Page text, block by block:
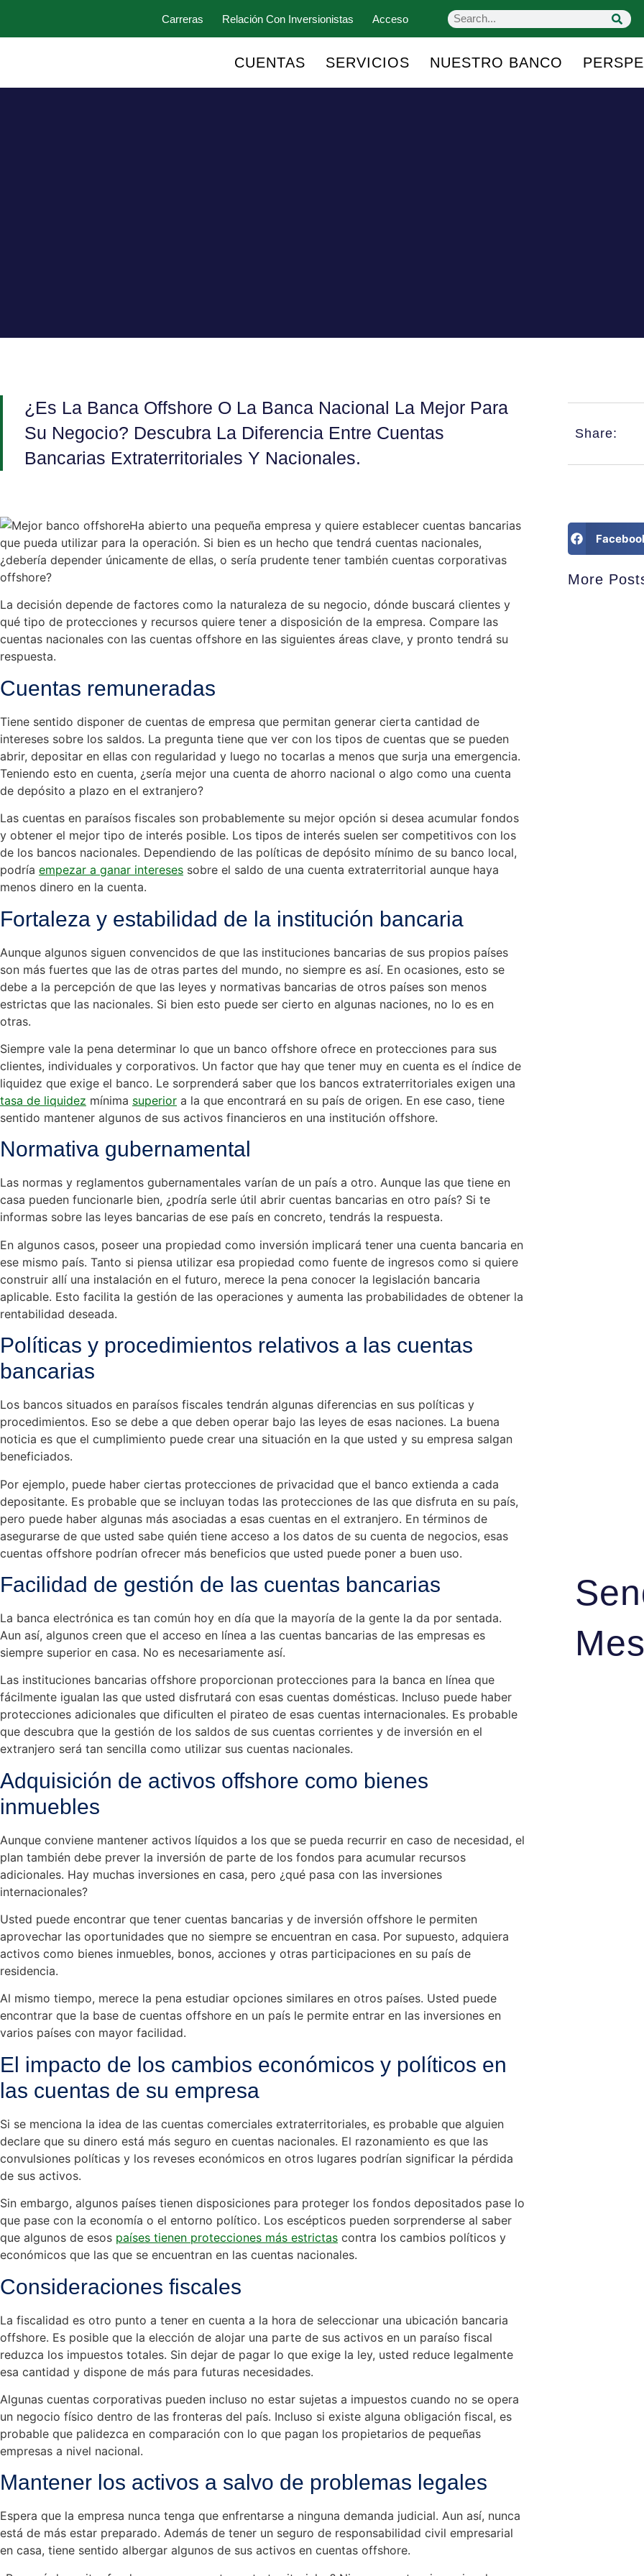
Carreras Relación Con Inversionistas Acceso
CUENTAS SERVICIOS NUESTRO BANCO
¿Es La Banca Offshore O La Banca Nacional La Mejor Para
Su Negocio? Descubra La Diferencia Entre Cuentas
Bancarias Extraterritoriales Y Nacionales.
Ha abierto una pequeña empresa y quiere establecer cuentas bancarias
que pueda utilizar para la operación. Si bien es un hecho que tendrá cuentas nacionales,
¿debería depender únicamente de ellas, o sería prudente tener también cuentas corporativas
offshore?
La decisión depende de factores como la naturaleza de su negocio, dónde buscará clientes y
qué tipo de protecciones y recursos quiere tener a disposición de la empresa. Compare las
cuentas nacionales con las cuentas offshore en las siguientes áreas clave, y pronto tendrá su
respuesta.
Cuentas remuneradas
Tiene sentido disponer de cuentas de empresa que permitan generar cierta cantidad de
intereses sobre los saldos. La pregunta tiene que ver con los tipos de cuentas que se pueden
abrir, depositar en ellas con regularidad y luego no tocarlas a menos que surja una emergencia.
Teniendo esto en cuenta, ¿sería mejor una cuenta de ahorro nacional o algo como una cuenta
de depósito a plazo en el extranjero?
Las cuentas en paraísos fiscales son probablemente su mejor opción si desea acumular fondos
y obtener el mejor tipo de interés posible. Los tipos de interés suelen ser competitivos con los
de los bancos nacionales. Dependiendo de las políticas de depósito mínimo de su banco local,
podría empezar a ganar intereses sobre el saldo de una cuenta extraterritorial aunque haya
menos dinero en la cuenta.
Fortaleza y estabilidad de la institución bancaria
Aunque algunos siguen convencidos de que las instituciones bancarias de sus propios países
son más fuertes que las de otras partes del mundo, no siempre es así. En ocasiones, esto se
debe a la percepción de que las leyes y normativas bancarias de otros países son menos
estrictas que las nacionales. Si bien esto puede ser cierto en algunas naciones, no lo es en
otras.
Siempre vale la pena determinar lo que un banco offshore ofrece en protecciones para sus
clientes, individuales y corporativos. Un factor que hay que tener muy en cuenta es el índice de
liquidez que exige el banco. Le sorprenderá saber que los bancos extraterritoriales exigen una
tasa de liquidez mínima superior a la que encontrará en su país de origen. En ese caso, tiene
sentido mantener algunos de sus activos financieros en una institución offshore.
Normativa gubernamental
Las normas y reglamentos gubernamentales varían de un país a otro. Aunque las que tiene en
casa pueden funcionarle bien, ¿podría serle útil abrir cuentas bancarias en otro país? Si te
informas sobre las leyes bancarias de ese país en concreto, tendrás la respuesta.
En algunos casos, poseer una propiedad como inversión implicará tener una cuenta bancaria en
ese mismo país. Tanto si piensa utilizar esa propiedad como fuente de ingresos como si quiere
construir allí una instalación en el futuro, merece la pena conocer la legislación bancaria
aplicable. Esto facilita la gestión de las operaciones y aumenta las probabilidades de obtener la
rentabilidad deseada.
Políticas y procedimientos relativos a las cuentas
bancarias
Los bancos situados en paraísos fiscales tendrán algunas diferencias en sus políticas y
procedimientos. Eso se debe a que deben operar bajo las leyes de esas naciones. La buena
noticia es que el cumplimiento puede crear una situación en la que usted y su empresa salgan
beneficiados.
Por ejemplo, puede haber ciertas protecciones de privacidad que el banco extienda a cada
depositante. Es probable que se incluyan todas las protecciones de las que disfruta en su país,
pero puede haber algunas más asociadas a esas cuentas en el extranjero. En términos de
asegurarse de que usted sabe quién tiene acceso a los datos de su cuenta de negocios, esas
cuentas offshore podrían ofrecer más beneficios que usted puede poner a buen uso.
Facilidad de gestión de las cuentas bancarias
La banca electrónica es tan común hoy en día que la mayoría de la gente la da por sentada.
Aun así, algunos creen que el acceso en línea a las cuentas bancarias de las empresas es
siempre superior en casa. No es necesariamente así.
Las instituciones bancarias offshore proporcionan protecciones para la banca en línea que
fácilmente igualan las que usted disfrutará con esas cuentas domésticas. Incluso puede haber
protecciones adicionales que dificulten el pirateo de esas cuentas internacionales. Es probable
que descubra que la gestión de los saldos de sus cuentas corrientes y de inversión en el
extranjero será tan sencilla como utilizar sus cuentas nacionales.
Adquisición de activos offshore como bienes
inmuebles
Aunque conviene mantener activos líquidos a los que se pueda recurrir en caso de necesidad, el
plan también debe prever la inversión de parte de los fondos para acumular recursos
adicionales. Hay muchas inversiones en casa, pero ¿qué pasa con las inversiones
internacionales?
Usted puede encontrar que tener cuentas bancarias y de inversión offshore le permiten
aprovechar las oportunidades que no siempre se encuentran en casa. Por supuesto, adquiera
activos como bienes inmuebles, bonos, acciones y otras participaciones en su país de
residencia.
Al mismo tiempo, merece la pena estudiar opciones similares en otros países. Usted puede
encontrar que la base de cuentas offshore en un país le permite entrar en las inversiones en
varios países con mayor facilidad.
El impacto de los cambios económicos y políticos en
las cuentas de su empresa
Si se menciona la idea de las cuentas comerciales extraterritoriales, es probable que alguien
declare que su dinero está más seguro en cuentas nacionales. El razonamiento es que las
convulsiones políticas y los reveses económicos en otros lugares podrían significar la pérdida
de sus activos.
Sin embargo, algunos países tienen disposiciones para proteger los fondos depositados pase lo
que pase con la economía o el entorno político. Los escépticos pueden sorprenderse al saber
que algunos de esos países tienen protecciones más estrictas contra los cambios políticos y
económicos que las que se encuentran en las cuentas nacionales.
Consideraciones fiscales
La fiscalidad es otro punto a tener en cuenta a la hora de seleccionar una ubicación bancaria
offshore. Es posible que la elección de alojar una parte de sus activos en un paraíso fiscal
reduzca los impuestos totales. Sin dejar de pagar lo que exige la ley, usted reduce legalmente
esa cantidad y dispone de más para futuras necesidades.
Algunas cuentas corporativas pueden incluso no estar sujetas a impuestos cuando no se opera
un negocio físico dentro de las fronteras del país. Incluso si existe alguna obligación fiscal, es
probable que palidezca en comparación con lo que pagan los propietarios de pequeñas
empresas a nivel nacional.
Mantener los activos a salvo de problemas legales
Espera que la empresa nunca tenga que enfrentarse a ninguna demanda judicial. Aun así, nunca
está de más estar preparado. Además de tener un seguro de responsabilidad civil empresarial
en casa, tiene sentido albergar algunos de sus activos en cuentas offshore.
Share:
More